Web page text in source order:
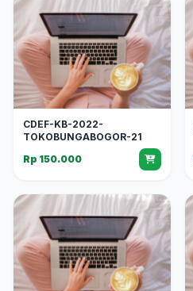
CDEF-KB-2022-
TOKOBUNGABOGOR-21
Rp 150.000